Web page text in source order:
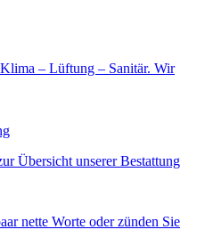
– Lüftung – Sanitär. Wir
Übersicht unserer Bestattung
nette Worte oder zünden Sie